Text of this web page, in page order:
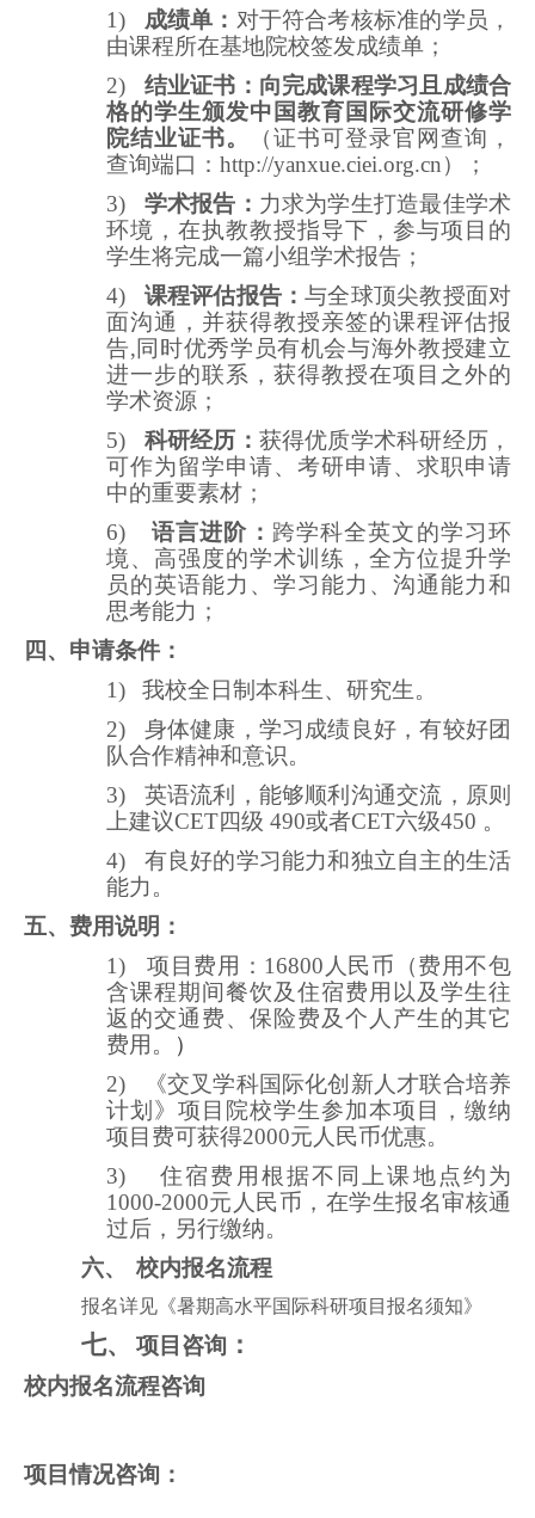
1) 成绩单： 对于符合考核标准的学员，
由课程所在基地院校签发成绩单 ；
2)
结业证书：向完成课程学习且成绩合
格的学生颁发中国教育国际交流研修学
院结业证书。
（证书可登录官网查询，
查询端口： http://yanxue.ciei.org.cn）；
3)
学术报告： 力求为学生打造最佳学术
环境，在执教教授指导下，参与项目的
学生将完成一篇小组学术报告；
4)
课程评估报告：与全球顶尖教授面对
面沟通，并获得教授亲签的课程评估报
告,同时优秀学员有机会与海外教授建立
进一步的联系，获得教授在项目之外的
学术资源；
5)
科研经历 ： 获得优质学术科研经历，
可作为留学申请、考研申请、求职申请
中的重要素材 ；
6)
语言进阶： 跨学科全英文的学习环
境、高强度的学术训练， 全方位提升学
员的英语能力、学习能力、沟通能力和
思考能力；
四 、申请条件：
1)
我校全日制本科生、研究生。
2)
身体健康，学习成绩良好，有较好团
队合作精神和意识。
3)
英语流利，能够顺利沟通交流，原则
上建议CET四级 490或者CET六级450 。
4)
有良好的学习能力和独立自主的生活
能力。
五、 费用说明：
1)
项目费用： 16800 人民币（费用不包
含课程期间餐饮及住宿费用以及学生往
返的交通费、保险费及个人产生的其它
费用。
）
2)
《交叉学科国际化创新人才联合培养
计划》项目院校学生参加本项目，缴纳
项目费可获得2000元人民币优惠。
3)
住宿费用根据不同上课地点约为
1000-2000元人民币， 在学生报名审核通
过后，另行缴纳。
六、
校内报名流程
报名详见《暑期高水平国际科研项目报名须知》
七、 项目咨询 ：
校内报名流程咨询
项目情况咨询：